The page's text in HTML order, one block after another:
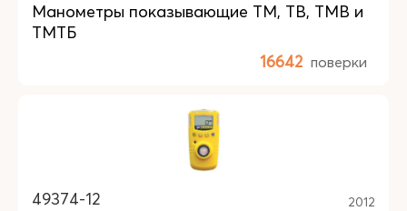
Манометры показывающие ТМ, ТВ, ТМВ и
ТМТБ
16642 поверки
49374-12 2012